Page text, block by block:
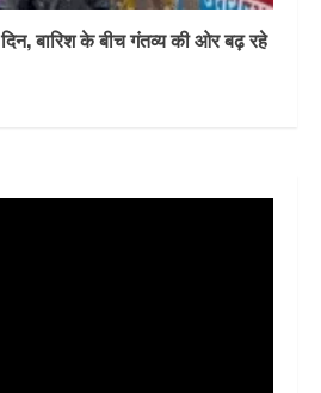
बारिश के बीच गंतव्य की ओर बढ़ रहे